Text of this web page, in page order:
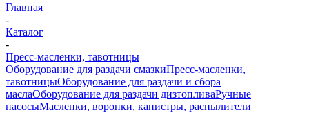
Главная
-
Каталог
-
Пресс-масленки, тавотницы
Оборудование для раздачи смазкиПресс-масленки,
тавотницыОборудование для раздачи и сбора
маслаОборудование для раздачи дизтопливаРучные
насосыМасленки, воронки, канистры, распылители